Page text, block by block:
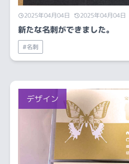
2025年04月04日 2025年04月04日
新たな名刺ができました。
#名刺